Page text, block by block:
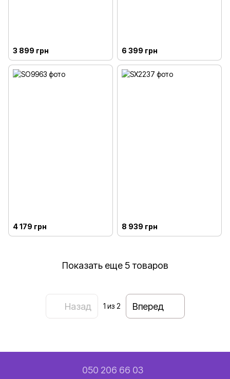
3 899 грн 6 399 грн
4 179 грн 8 939 грн
Показать еще 5 товаров
Назад 1 из 2 Вперед
050 206 66 03